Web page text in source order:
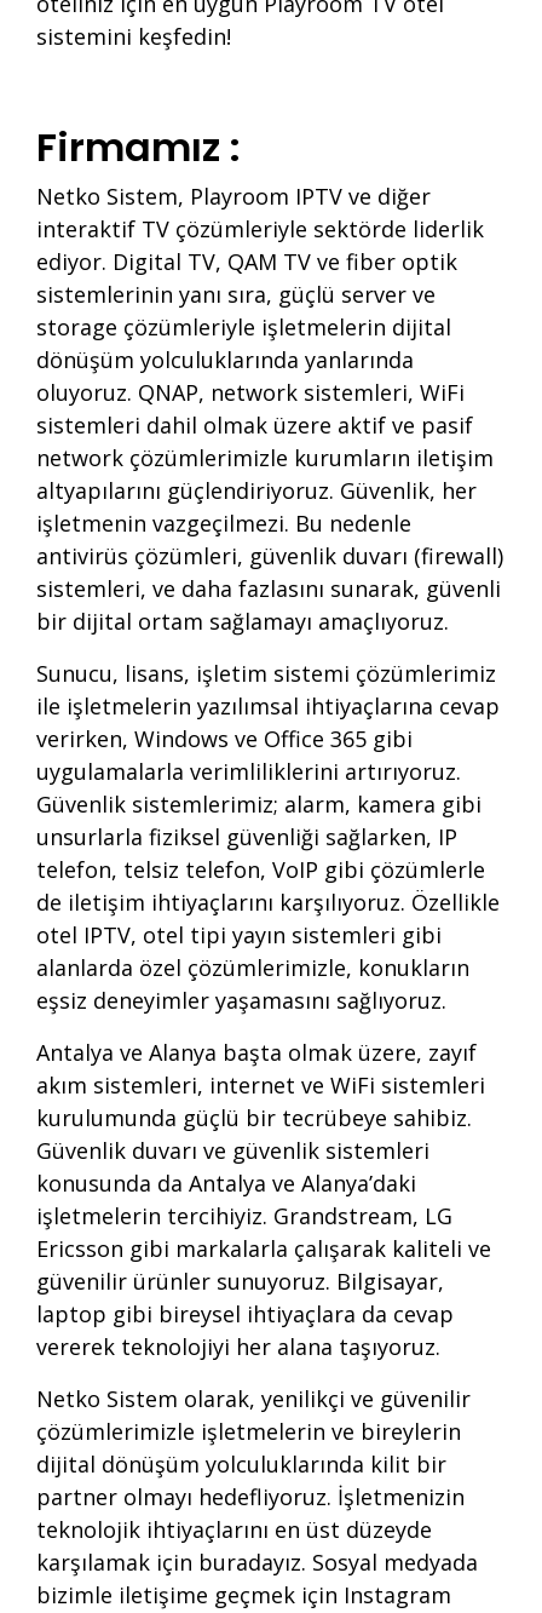
sistemini keşfedin!
Firmamız :
Netko Sistem, Playroom IPTV ve diğer
interaktif TV çözümleriyle sektörde liderlik
ediyor. Digital TV, QAM TV ve fiber optik
sistemlerinin yanı sıra, güçlü server ve
storage çözümleriyle işletmelerin dijital
dönüşüm yolculuklarında yanlarında
oluyoruz. QNAP, network sistemleri, WiFi
sistemleri dahil olmak üzere aktif ve pasif
network çözümlerimizle kurumların iletişim
altyapılarını güçlendiriyoruz. Güvenlik, her
işletmenin vazgeçilmezi. Bu nedenle
antivirüs çözümleri, güvenlik duvarı (firewall)
sistemleri, ve daha fazlasını sunarak, güvenli
bir dijital ortam sağlamayı amaçlıyoruz.
Sunucu, lisans, işletim sistemi çözümlerimiz
ile işletmelerin yazılımsal ihtiyaçlarına cevap
verirken, Windows ve Office 365 gibi
uygulamalarla verimliliklerini artırıyoruz.
Güvenlik sistemlerimiz; alarm, kamera gibi
unsurlarla fiziksel güvenliği sağlarken, IP
telefon, telsiz telefon, VoIP gibi çözümlerle
de iletişim ihtiyaçlarını karşılıyoruz. Özellikle
otel IPTV, otel tipi yayın sistemleri gibi
alanlarda özel çözümlerimizle, konukların
eşsiz deneyimler yaşamasını sağlıyoruz.
Antalya ve Alanya başta olmak üzere, zayıf
akım sistemleri, internet ve WiFi sistemleri
kurulumunda güçlü bir tecrübeye sahibiz.
Güvenlik duvarı ve güvenlik sistemleri
konusunda da Antalya ve Alanya’daki
işletmelerin tercihiyiz. Grandstream, LG
Ericsson gibi markalarla çalışarak kaliteli ve
güvenilir ürünler sunuyoruz. Bilgisayar,
laptop gibi bireysel ihtiyaçlara da cevap
vererek teknolojiyi her alana taşıyoruz.
Netko Sistem olarak, yenilikçi ve güvenilir
çözümlerimizle işletmelerin ve bireylerin
dijital dönüşüm yolculuklarında kilit bir
partner olmayı hedefliyoruz. İşletmenizin
teknolojik ihtiyaçlarını en üst düzeyde
karşılamak için buradayız. Sosyal medyada
bizimle iletişime geçmek için Instagram